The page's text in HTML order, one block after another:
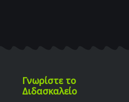
Γνωρίστε το
Διδασκαλείο